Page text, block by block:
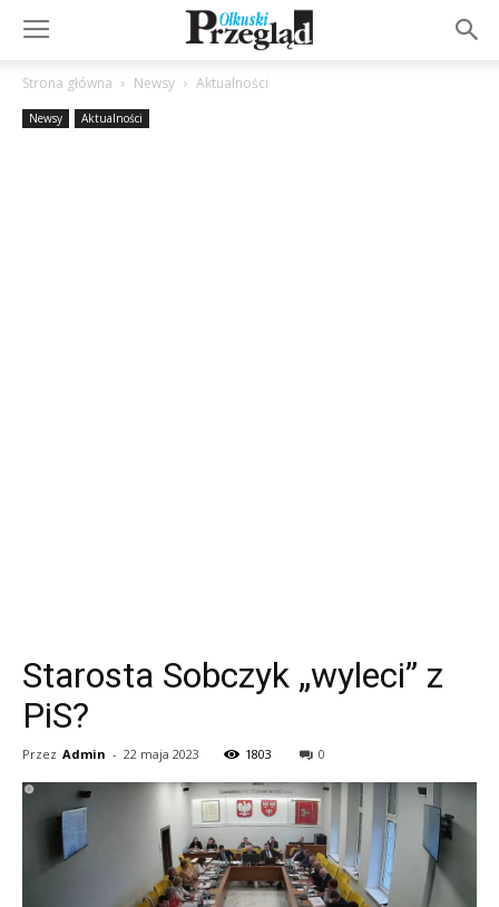
Strona główna Newsy Aktualności
Newsy Aktualności
Starosta Sobczyk „wyleci” z
PiS?
Przez Admin - 22 maja 2023 1803 0